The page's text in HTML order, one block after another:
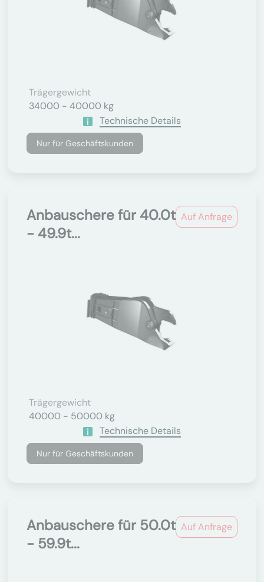
Trägergewicht
34000 - 40000 kg
Technische Details
Nur für Geschäftskunden
Auf Anfrage
Anbauschere für 40.0t
- 49.9t...
Trägergewicht
40000 - 50000 kg
Technische Details
Nur für Geschäftskunden
Auf Anfrage
Anbauschere für 50.0t
- 59.9t...